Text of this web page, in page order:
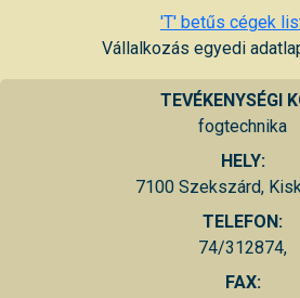
'T' betűs cégek
Vállalkozás egyedi
TEVÉKENYSÉGI
fogtechnika
HELY:
7100 Szekszárd,
TELEFON:
74/312874,
FAX: